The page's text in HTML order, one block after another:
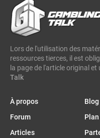
Mozambique
Myanmar
Niger
Nigéria
République
République
3 oaks gaming
gamebeat
atomic
spadegaming
digicode
mascot
gaming corps
eswatini
1spin4win
zeusplay
bf games
malawi
Lors de l'utilisation des
ressources tierces, il est
la page de l'article original
Talk
À propos
Forum
Articles
Blog